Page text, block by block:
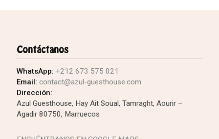
Contáctanos
WhatsApp: +212 673 575 021
Email: contact@azul-guesthouse.com
Dirección:
Azul Guesthouse, Hay Ait Soual, Tamraght, Aourir –
Agadir 80750, Marruecos